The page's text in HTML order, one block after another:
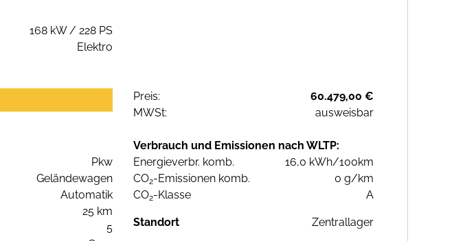
168 kW / 228 PS
Elektro
Preis:
60.479,00 €
MWSt:
ausweisbar
Pkw
Geländewagen
Automatik
25 km
5
Verbrauch und Emissionen nach WLTP:
Energieverbr. komb.
16,0 kWh/100km
CO2-Emissionen komb.
0 g/km
CO2-Klasse A
Standort Zentrallager